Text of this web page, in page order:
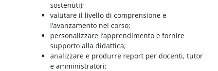
sostenuti);
valutare il livello di comprensione e
l’avanzamento nel corso;
personalizzare l’apprendimento e fornire
supporto alla didattica;
analizzare e produrre report per docenti, tutor
e amministratori;